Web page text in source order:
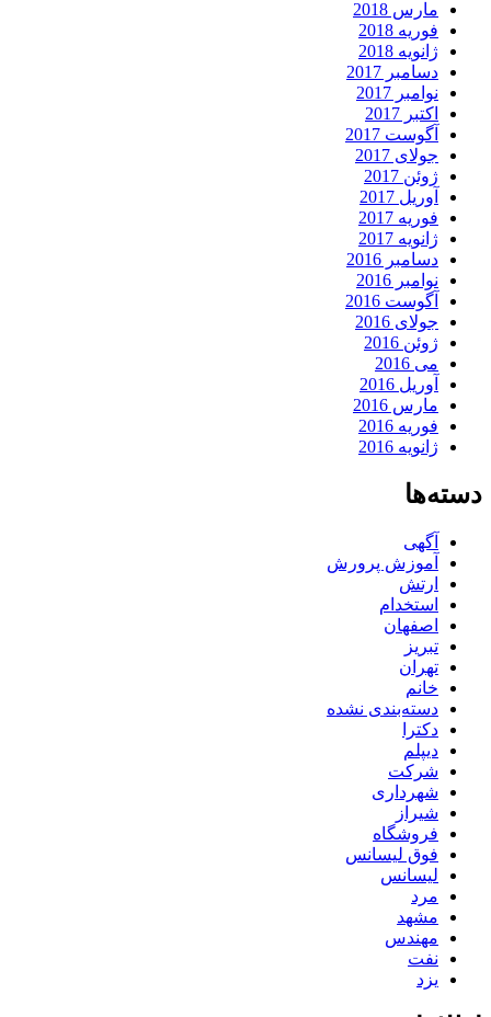
مارس 2018
فوریه 2018
ژانویه 2018
دسامبر 2017
نوامبر 2017
اکتبر 2017
آگوست 2017
جولای 2017
ژوئن 2017
آوریل 2017
فوریه 2017
ژانویه 2017
دسامبر 2016
نوامبر 2016
آگوست 2016
جولای 2016
ژوئن 2016
می 2016
آوریل 2016
مارس 2016
فوریه 2016
ژانویه 2016
دسته‌ها
آگهی
آموزش پرورش
ارتش
استخدام
اصفهان
تبریز
تهران
خانم
دسته‌بندی نشده
دکترا
دیپلم
شرکت
شهرداری
شیراز
فروشگاه
فوق لیسانس
لیسانس
مرد
مشهد
مهندس
نفت
یزد